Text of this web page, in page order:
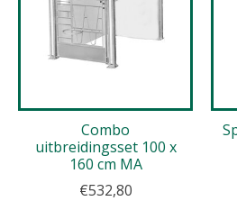
Combo
uitbreidingsset 100 x
160 cm MA
€532,80
Speenemmer CalfOTel